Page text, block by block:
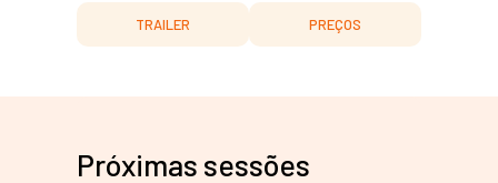
TRAILER PREÇOS
Próximas sessões